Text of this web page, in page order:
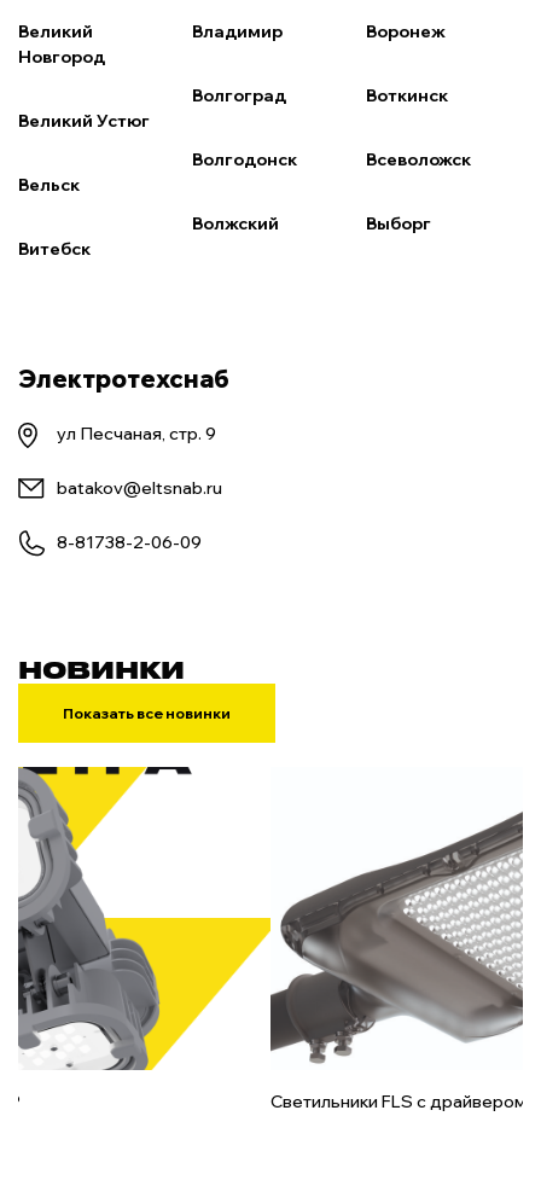
Великий
Новгород
Великий Устюг
Вельск
Витебск
Владимир
Волгоград
Волгодонск
Волжский
Воронеж
Воткинск
Всеволожск
Выборг
Электротехснаб
ул Песчаная, стр. 9
batakov@eltsnab.ru
8-81738-2-06-09
НОВИНКИ
Показать все новинки
Светильники FLS с драйвером